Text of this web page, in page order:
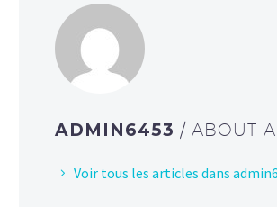
ADMIN6453 / ABOUT
Voir tous les articles dans